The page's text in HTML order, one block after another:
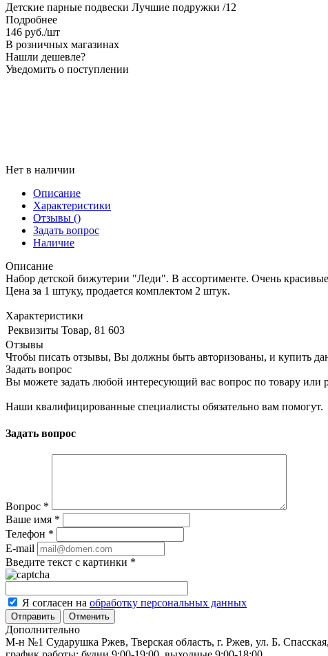
Детские парные подвески Лучшие подружки /12
Подробнее
146 руб./шт
В розничных магазинах
Нашли дешевле?
Уведомить о поступлении
Нет в наличии
Описание
Характеристики
Отзывы ()
Задать вопрос
Наличие
Описание
Набор детской бижутерии "Леди". В ассортименте. Очень
Цена за 1 штуку, продается комплектом 2 штук.
Характеристики
Реквизиты Товар, 81 603
Отзывы
Чтобы писать отзывы, Вы должны быть авторизованы, и купить
Задать вопрос
Вы можете задать любой интересующий вас вопрос по товару или
Наши квалифицированные специалисты обязательно вам помогут.
Задать вопрос
Вопрос *
Ваше имя *
Телефон *
E-mail
Введите текст с картинки *
Я согласен на обработку персональных данных
Отменить
Дополнительно
М-н №1 Сударушка Ржев, Тверская область, г. Ржев, ул. Б.